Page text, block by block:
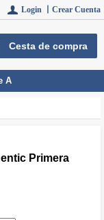
Login 丨 Crear Cuenta
Cesta de compra
A
Primera